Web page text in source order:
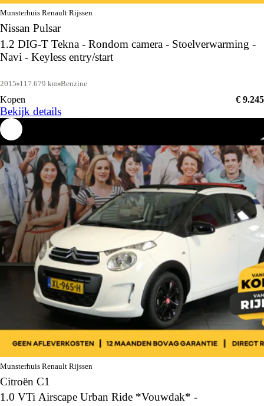
Munsterhuis Renault Rijssen
Nissan Pulsar
1.2 DIG-T Tekna - Rondom camera - Stoelverwarming -
Navi - Keyless entry/start
2015 117.679 km Benzine
Kopen € 9.245
Bekijk details
Munsterhuis Renault Rijssen
Citroën C1
1.0 VTi Airscape Urban Ride *Vouwdak* -